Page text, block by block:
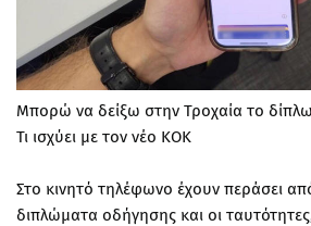
Μπορώ να δείξω στην Τροχαία το
Τι ισχύει με τον νέο ΚΟΚ
Στo κινητό τηλέφωνο έχουν περάσει
διπλώματα οδήγησης και οι